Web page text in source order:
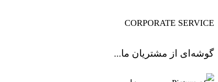
CORPORATE SERVICE
گوشه‌ای از مشتریان ما...